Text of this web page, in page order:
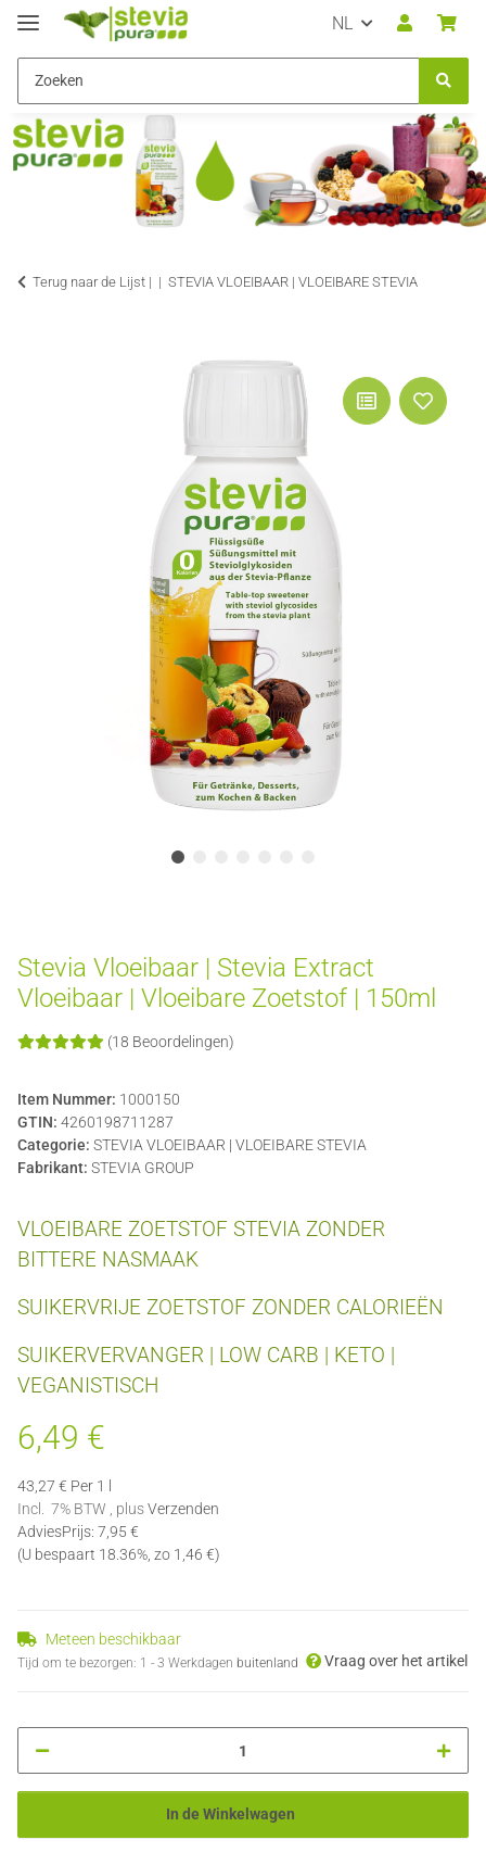
NL
Terug naar de Lijst | STEVIA VLOEIBAAR | VLOEIBARE STEVIA
Stevia Vloeibaar | Stevia Extract
Vloeibaar | Vloeibare Zoetstof | 150ml
(18 Beoordelingen)
Item Nummer: 1000150
GTIN: 4260198711287
Categorie: STEVIA VLOEIBAAR | VLOEIBARE STEVIA
Fabrikant: STEVIA GROUP
VLOEIBARE ZOETSTOF STEVIA ZONDER
BITTERE NASMAAK
SUIKERVRIJE ZOETSTOF ZONDER CALORIEËN
SUIKERVERVANGER | LOW CARB | KETO |
VEGANISTISCH
6,49 €
43,27 € Per 1 l
Incl. 7% BTW , plusVerzenden
AdviesPrijs: 7,95 €
(U bespaart 18.36%, zo 1,46 €)
Meteen beschikbaar
Tijd om te bezorgen: 1 - 3 Werkdagen buitenland Vraag over het artikel
In de Winkelwagen